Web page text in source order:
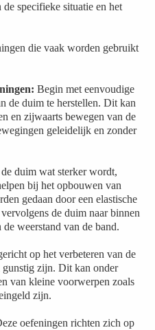
specifieke situatie en het
die vaak worden gebruikt
Begin met eenvoudige
de duim te herstellen. Dit kan
en zijwaarts bewegen van de
geleidelijk en zonder
duim wat sterker wordt,
bij het opbouwen van
gedaan door een elastische
de duim naar binnen
weerstand van de band.
op het verbeteren van de
zijn. Dit kan onder
van kleine voorwerpen zoals
zijn.
oefeningen richten zich op